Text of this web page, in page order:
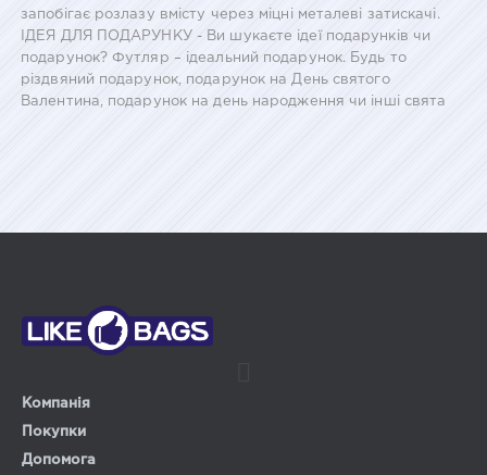
запобігає розлазу вмісту через міцні металеві затискачі.
ІДЕЯ ДЛЯ ПОДАРУНКУ - Ви шукаєте ідеї подарунків чи
подарунок? Футляр – ідеальний подарунок. Будь то
різдвяний подарунок, подарунок на День святого
Валентина, подарунок на день народження чи інші свята
Компанія
Покупки
Допомога